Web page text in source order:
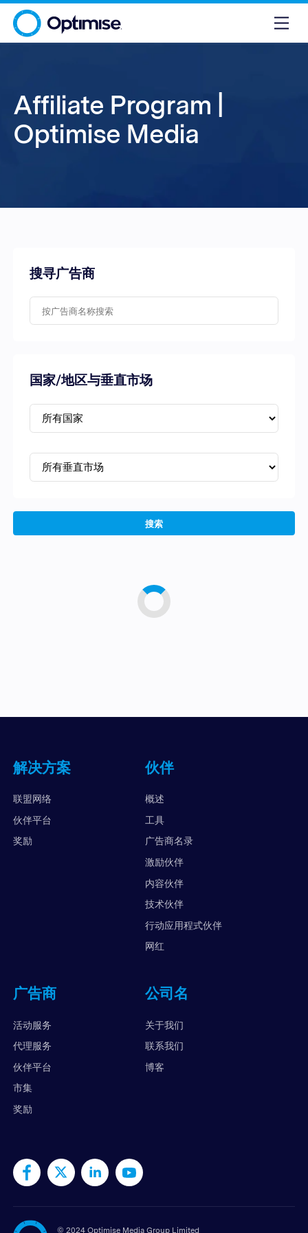
Affiliate Program |
Optimise Media
搜寻广告商
国家/地区与垂直市场
搜索
解决方案
联盟网络
伙伴平台
奖励
伙伴
概述
工具
广告商名录
激励伙伴
内容伙伴
技术伙伴
行动应用程式伙伴
网红
广告商
活动服务
代理服务
伙伴平台
市集
奖励
公司名
关于我们
联系我们
博客
© 2024 Optimise Media Group Limited